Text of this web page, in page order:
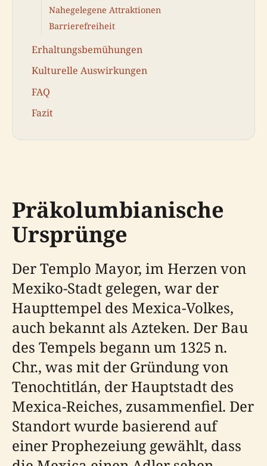
Nahegelegene Attraktionen
Barrierefreiheit
Erhaltungsbemühungen
Kulturelle Auswirkungen
FAQ
Fazit
Präkolumbianische
Ursprünge
Der Templo Mayor, im Herzen von
Mexiko-Stadt gelegen, war der
Haupttempel des Mexica-Volkes,
auch bekannt als Azteken. Der Bau
des Tempels begann um 1325 n.
Chr., was mit der Gründung von
Tenochtitlán, der Hauptstadt des
Mexica-Reiches, zusammenfiel. Der
Standort wurde basierend auf
einer Prophezeiung gewählt, dass